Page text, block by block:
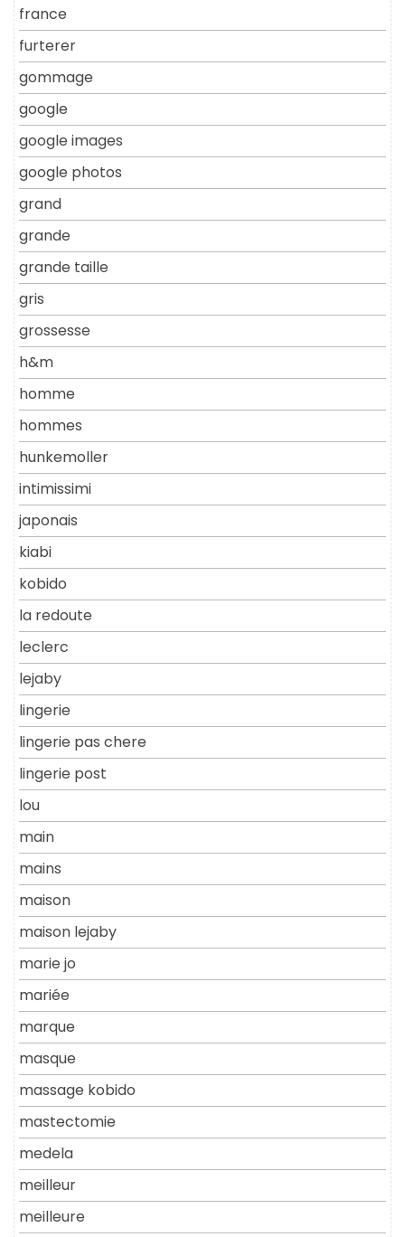
france
furterer
gommage
google
google images
google photos
grand
grande
grande taille
gris
grossesse
h&m
homme
hommes
hunkemoller
intimissimi
japonais
kiabi
kobido
la redoute
leclerc
lejaby
lingerie
lingerie pas chere
lingerie post
lou
main
mains
maison
maison lejaby
marie jo
mariée
marque
masque
massage kobido
mastectomie
medela
meilleur
meilleure